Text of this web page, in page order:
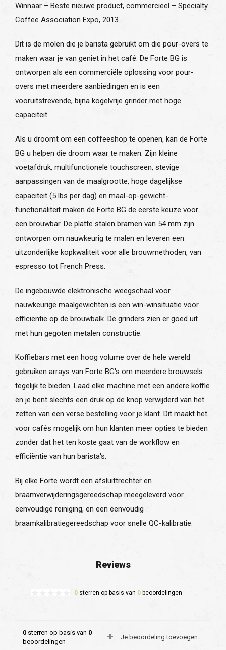
Winnaar – Beste nieuwe product, commercieel – Specialty
Coffee Association Expo, 2013.
Dit is de molen die je barista gebruikt om die pour-overs te
maken waar je van geniet in het café. De Forte BG is
ontworpen als een commerciële oplossing voor pour-
overs met meerdere aanbiedingen en is een
vooruitstrevende, bijna kogelvrije grinder met hoge
capaciteit.
Als u droomt om een ​​coffeeshop te openen, kan de Forte
BG u helpen die droom waar te maken. Zijn kleine
voetafdruk, multifunctionele touchscreen, stevige
aanpassingen van de maalgrootte, hoge dagelijkse
capaciteit (5 lbs per dag) en maal-op-gewicht-
functionaliteit maken de Forte BG de eerste keuze voor
een brouwbar. De platte stalen bramen van 54 mm zijn
ontworpen om nauwkeurig te malen en leveren een
uitzonderlijke kopkwaliteit voor alle brouwmethoden, van
espresso tot French Press.
De ingebouwde elektronische weegschaal voor
nauwkeurige maalgewichten is een win-winsituatie voor
efficiëntie op de brouwbalk. De grinders zien er goed uit
met hun gegoten metalen constructie.
Koffiebars met een hoog volume over de hele wereld
gebruiken arrays van Forte BG's om meerdere brouwsels
tegelijk te bieden. Laad elke machine met een andere koffie
en je bent slechts een druk op de knop verwijderd van het
zetten van een verse bestelling voor je klant. Dit maakt het
voor cafés mogelijk om hun klanten meer opties te bieden
zonder dat het ten koste gaat van de workflow en
efficiëntie van hun barista's.
Bij elke Forte wordt een afsluittrechter en
braamverwijderingsgereedschap meegeleverd voor
eenvoudige reiniging, en een eenvoudig
braamkalibratiegereedschap voor snelle QC-kalibratie.
Reviews
0 sterren op basis van 0 beoordelingen
0 sterren op basis van 0
beoordelingen
Je beoordeling toevoegen